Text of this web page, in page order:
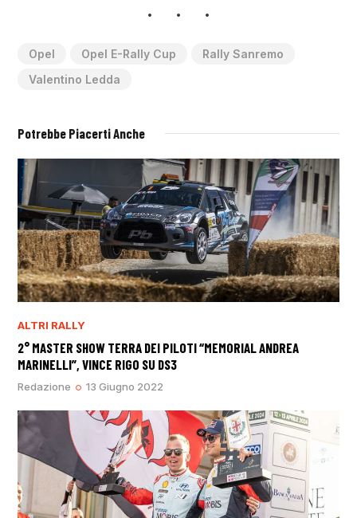
Opel Opel E-Rally Cup
Rally Sanremo
Valentino Ledda
Potrebbe Piacerti Anche
ALTRI RALLY
2° MASTER SHOW TERRA DEI PILOTI “MEMORIAL ANDREA
MARINELLI”, VINCE RIGO SU DS3
Redazione 13 Giugno 2022